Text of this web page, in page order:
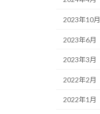
2023年10月
2023年6月
2023年3月
2022年2月
2022年1月